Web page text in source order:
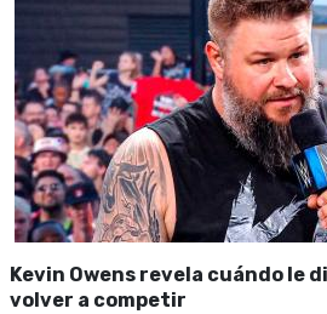
Kevin Owens revela cuándo le
volver a competir